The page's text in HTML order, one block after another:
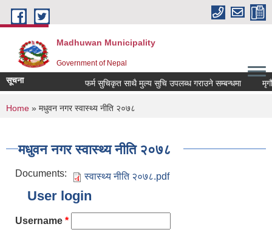
Skip to main content
Madhuwan Municipality
Government of Nepal
सूचना फर्म सुचिकृत साथै मुल्य सुचि उपलब्ध गराउने सम्बन्धमा
You are here
Home » मधुवन नगर स्वास्थ्य नीति २०७८
मधुवन नगर स्वास्थ्य नीति २०७८
Documents: स्वास्थ्य नीति २०७८.pdf
User login
Username *